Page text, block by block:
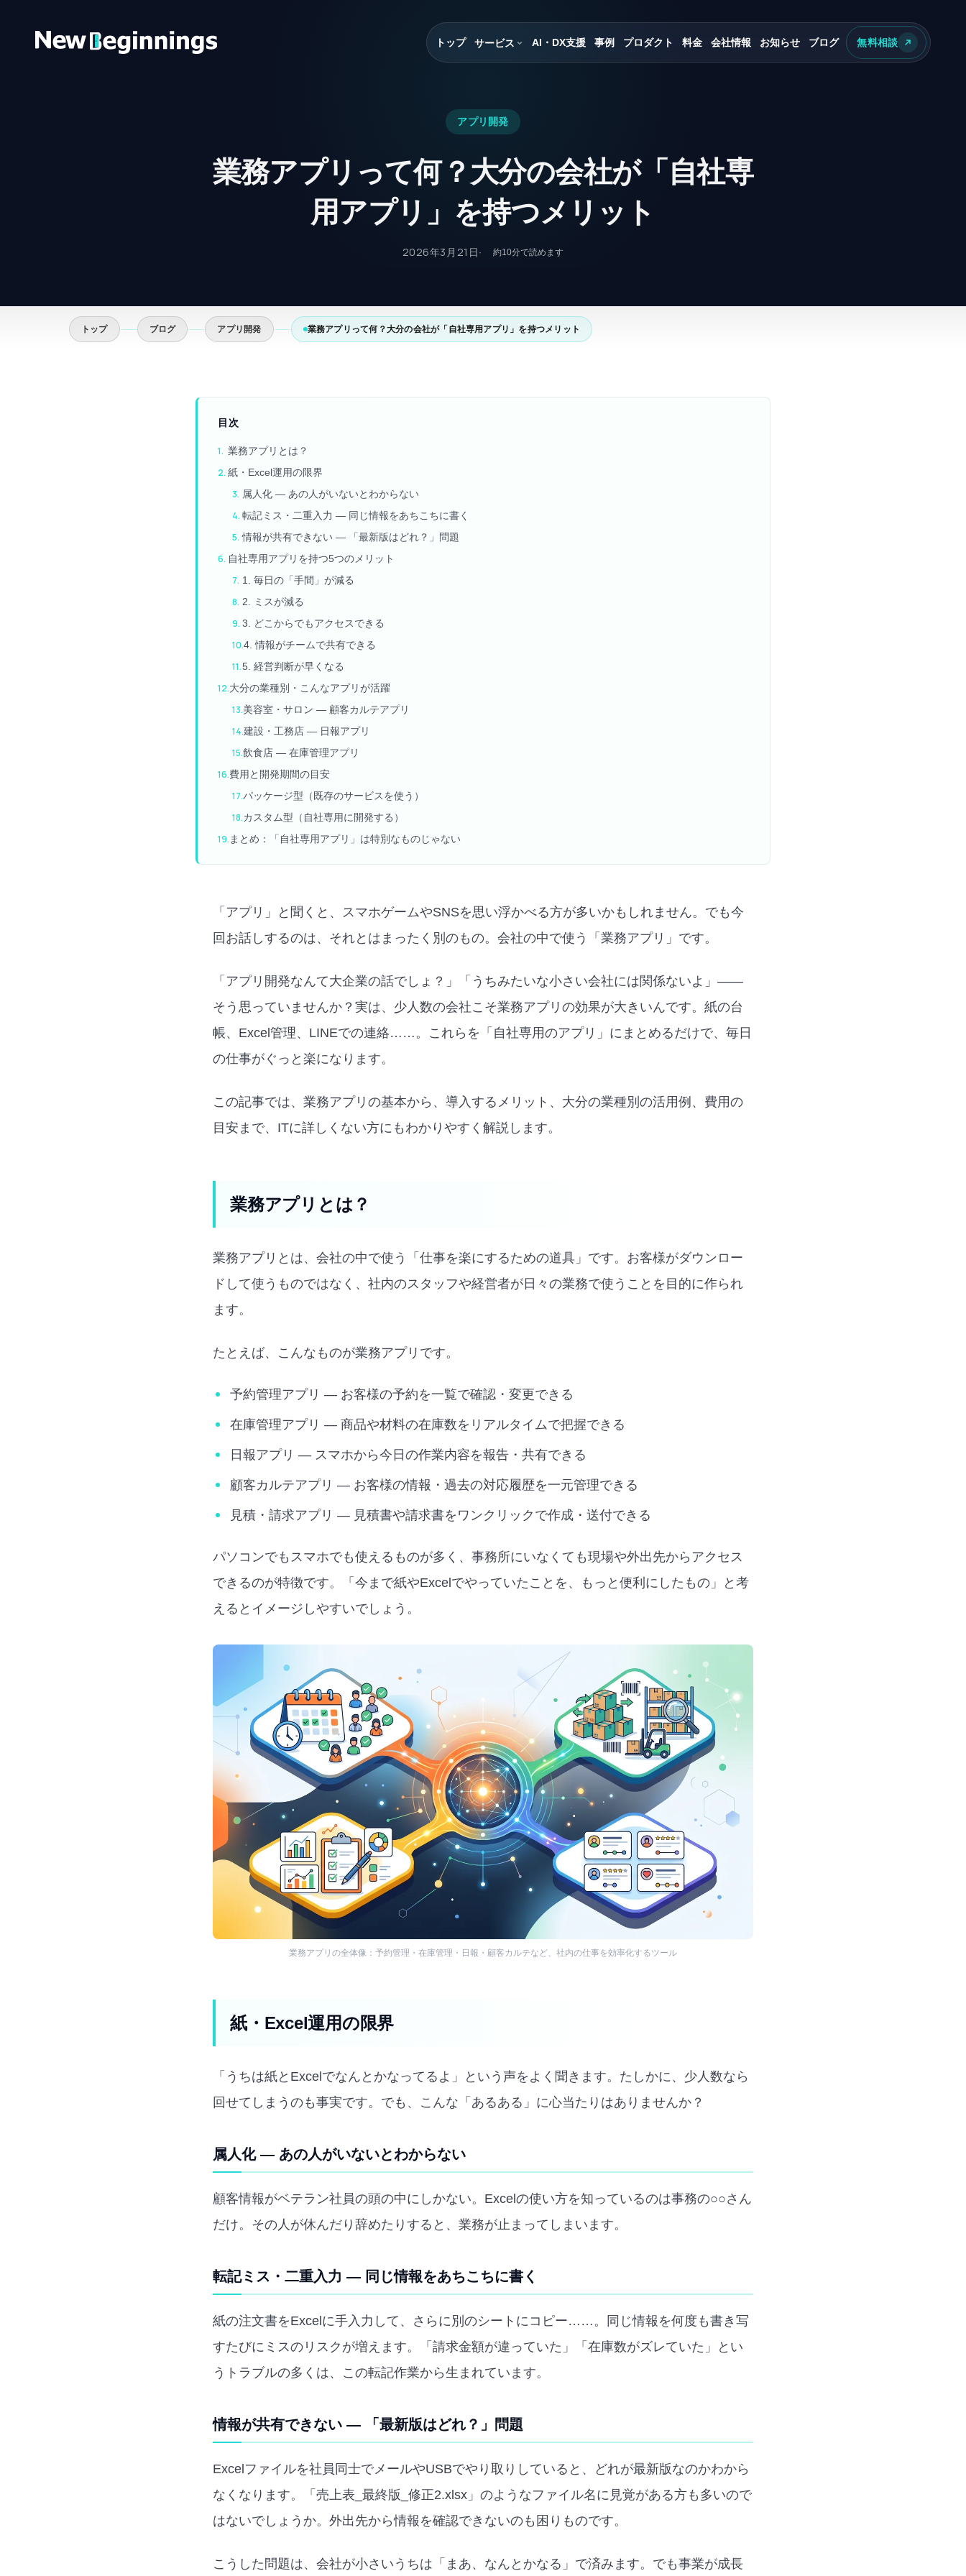
トップ サービス AI・DX支援 事例 プロダクト 料金 会社情報 お知らせ ブログ 無料相談
アプリ開発
業務アプリって何？大分の会社が「自社専
用アプリ」を持つメリット
2026年3月21日 約10分で読めます
トップ ブログ アプリ開発 業務アプリって何？大分の会社が「自社専用アプリ」を持つメリット
目次
業務アプリとは？
紙・Excel運用の限界
属人化 — あの人がいないとわからない
転記ミス・二重入力 — 同じ情報をあちこちに書く
情報が共有できない — 「最新版はどれ？」問題
自社専用アプリを持つ5つのメリット
1. 毎日の「手間」が減る
2. ミスが減る
3. どこからでもアクセスできる
4. 情報がチームで共有できる
5. 経営判断が早くなる
大分の業種別・こんなアプリが活躍
美容室・サロン — 顧客カルテアプリ
建設・工務店 — 日報アプリ
飲食店 — 在庫管理アプリ
費用と開発期間の目安
パッケージ型（既存のサービスを使う）
カスタム型（自社専用に開発する）
まとめ：「自社専用アプリ」は特別なものじゃない
「アプリ」と聞くと、スマホゲームやSNSを思い浮かべる方が多いかもしれません。でも今
回お話しするのは、それとはまったく別のもの。会社の中で使う「業務アプリ」です。
「アプリ開発なんて大企業の話でしょ？」「うちみたいな小さい会社には関係ないよ」——
そう思っていませんか？実は、少人数の会社こそ業務アプリの効果が大きいんです。紙の台
帳、Excel管理、LINEでの連絡……。これらを「自社専用のアプリ」にまとめるだけで、毎日
の仕事がぐっと楽になります。
この記事では、業務アプリの基本から、導入するメリット、大分の業種別の活用例、費用の
目安まで、ITに詳しくない方にもわかりやすく解説します。
業務アプリとは？
業務アプリとは、会社の中で使う「仕事を楽にするための道具」です。お客様がダウンロー
ドして使うものではなく、社内のスタッフや経営者が日々の業務で使うことを目的に作られ
ます。
たとえば、こんなものが業務アプリです。
予約管理アプリ — お客様の予約を一覧で確認・変更できる
在庫管理アプリ — 商品や材料の在庫数をリアルタイムで把握できる
日報アプリ — スマホから今日の作業内容を報告・共有できる
顧客カルテアプリ — お客様の情報・過去の対応履歴を一元管理できる
見積・請求アプリ — 見積書や請求書をワンクリックで作成・送付できる
パソコンでもスマホでも使えるものが多く、事務所にいなくても現場や外出先からアクセス
できるのが特徴です。「今まで紙やExcelでやっていたことを、もっと便利にしたもの」と考
えるとイメージしやすいでしょう。
業務アプリの全体像：予約管理・在庫管理・日報・顧客カルテなど、社内の仕事を効率化するツール
紙・Excel運用の限界
「うちは紙とExcelでなんとかなってるよ」という声をよく聞きます。たしかに、少人数なら
回せてしまうのも事実です。でも、こんな「あるある」に心当たりはありませんか？
属人化 — あの人がいないとわからない
顧客情報がベテラン社員の頭の中にしかない。Excelの使い方を知っているのは事務の○○さん
だけ。その人が休んだり辞めたりすると、業務が止まってしまいます。
転記ミス・二重入力 — 同じ情報をあちこちに書く
紙の注文書をExcelに手入力して、さらに別のシートにコピー……。同じ情報を何度も書き写
すたびにミスのリスクが増えます。「請求金額が違っていた」「在庫数がズレていた」とい
うトラブルの多くは、この転記作業から生まれています。
情報が共有できない — 「最新版はどれ？」問題
Excelファイルを社員同士でメールやUSBでやり取りしていると、どれが最新版なのかわから
なくなります。「売上表_最終版_修正2.xlsx」のようなファイル名に見覚がある方も多いので
はないでしょうか。外出先から情報を確認できないのも困りものです。
こうした問題は、会社が小さいうちは「まあ、なんとかなる」で済みます。でも事業が成長